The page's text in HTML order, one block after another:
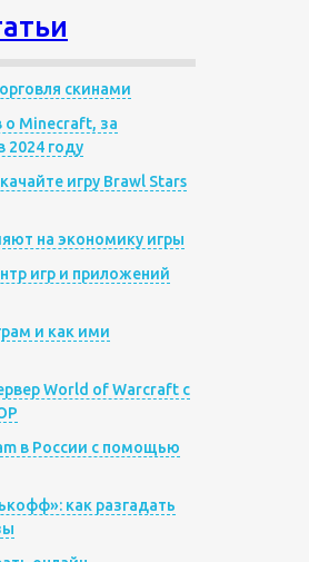
скинами
о Minecraft, за
2024 году
игру Brawl Stars
на экономику игры
игр и приложений
и как ими
World of Warcraft с
в России с помощью
как разгадать